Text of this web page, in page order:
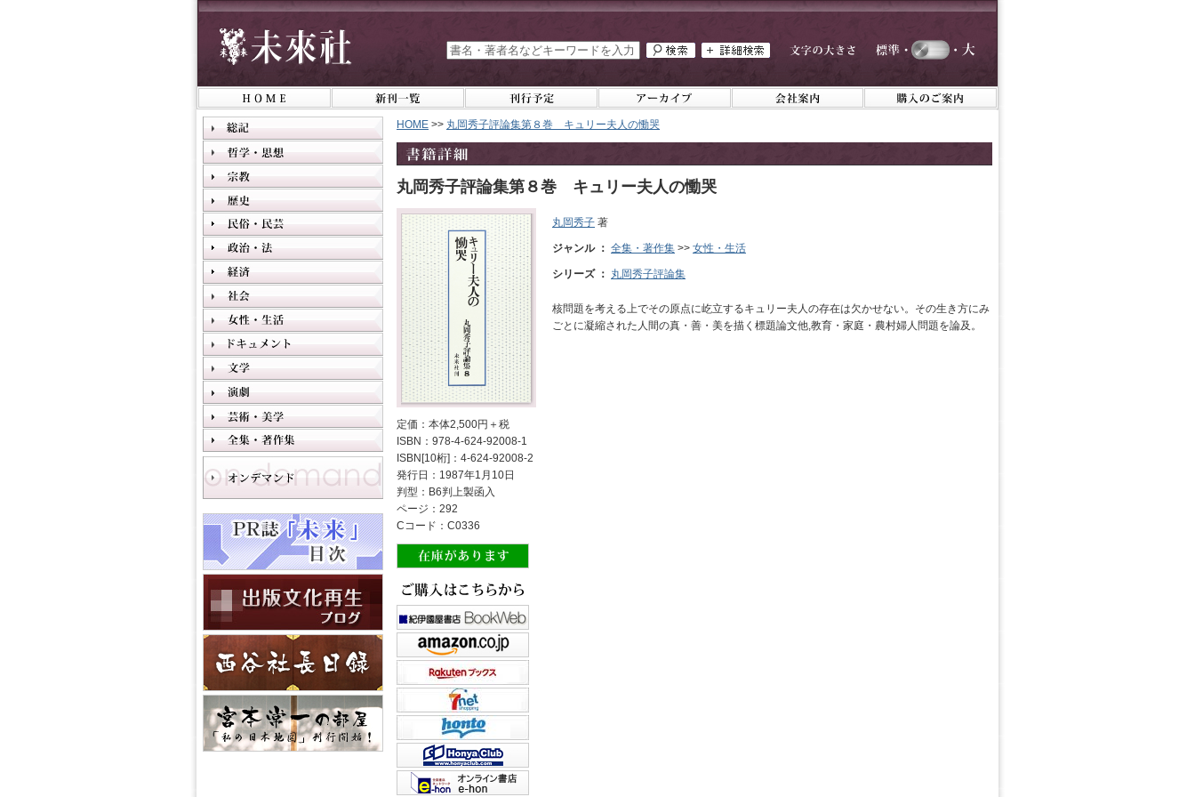
HOME >> 丸岡秀子評論集第８巻 キュリー夫人の慟哭
丸岡秀子評論集第８巻 キュリー夫人の慟哭
定価：本体2,500円＋税
ISBN：978-4-624-92008-1
ISBN[10桁]：4-624-92008-2
発行日：1987年1月10日
判型：B6判上製函入
ページ：292
Cコード：C0336
丸岡秀子 著
ジャンル ： 全集・著作集 >> 女性・生活
シリーズ ： 丸岡秀子評論集
核問題を考える上でその原点に屹立するキュリー夫人の存在は欠かせない。その生き方にみ
ごとに凝縮された人間の真・善・美を描く標題論文他,教育・家庭・農村婦人問題を論及。